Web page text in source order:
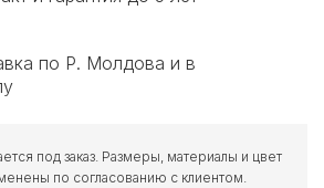
по Р. Молдова и в
под заказ. Размеры, материалы и цвет
по согласованию с клиентом.